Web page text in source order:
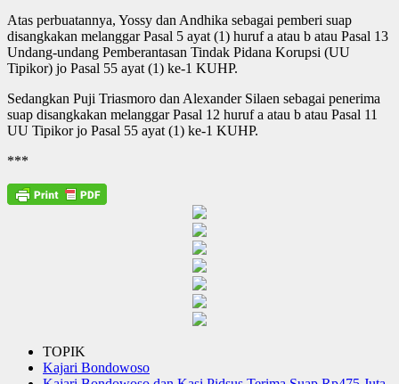
Atas perbuatannya, Yossy dan Andhika sebagai pemberi suap
disangkakan melanggar Pasal 5 ayat (1) huruf a atau b atau Pasal 13
Undang-undang Pemberantasan Tindak Pidana Korupsi (UU
Tipikor) jo Pasal 55 ayat (1) ke-1 KUHP.
Sedangkan Puji Triasmoro dan Alexander Silaen sebagai penerima
suap disangkakan melanggar Pasal 12 huruf a atau b atau Pasal 11
UU Tipikor jo Pasal 55 ayat (1) ke-1 KUHP.
***
TOPIK
Kajari Bondowoso